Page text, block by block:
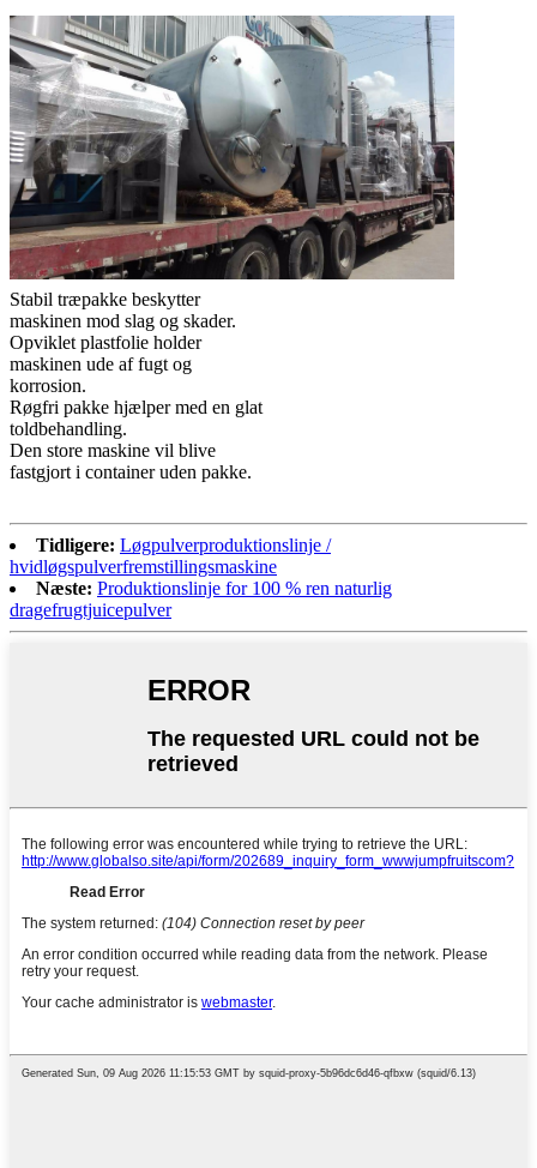
Stabil træpakke beskytter
maskinen mod slag og skader.
Opviklet plastfolie holder
maskinen ude af fugt og
korrosion.
Røgfri pakke hjælper med en glat
toldbehandling.
Den store maskine vil blive
fastgjort i container uden pakke.
Tidligere: Løgpulverproduktionslinje /
hvidløgspulverfremstillingsmaskine
Næste: Produktionslinje for 100 % ren naturlig
dragefrugtjuicepulver